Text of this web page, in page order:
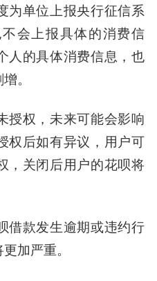
为单位上报央行征信系
会上报具体的消费信
人的具体消费信息，也
。
授权，未来可能会影响
权后如有异议，用户可
，关闭后用户的花呗将
借款发生逾期或违约行
加严重。